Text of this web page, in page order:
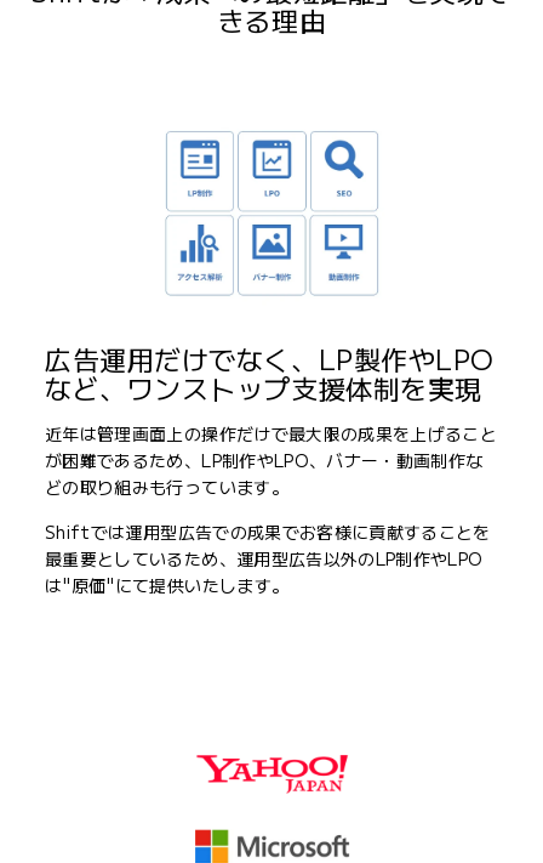
きる理由
広告運用だけでなく、LP製作やLPO
など、ワンストップ支援体制を実現
近年は管理画面上の操作だけで最大限の成果を上げること
が困難であるため、LP制作やLPO、バナー・動画制作な
どの取り組みも行っています。
Shiftでは運用型広告での成果でお客様に貢献することを
最重要としているため、運用型広告以外のLP制作やLPO
は"原価"にて提供いたします。